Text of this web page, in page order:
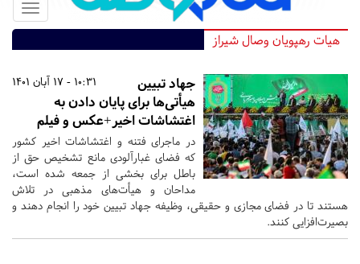
Toggle
هیات رهپویان وصال شیراز
10:31 - 17 آبان 1401
جهاد تبیین
هیأتی‌ها برای پایان دادن به
اغتشاشات اخیر+عکس و فیلم
در ماجرای فتنه و اغتشاشات اخیر کشور
که فضای غبارآلودی مانع تشخیص حق از
باطل برای بخشی از جمعه شده است،
مداحان و هیأت‌های مذهبی در تلاش
هستند تا در فضای مجازی و حقیقی، وظیفه جهاد تبیین خود را انجام دهند و
بصیرت‌افزایی کنند.